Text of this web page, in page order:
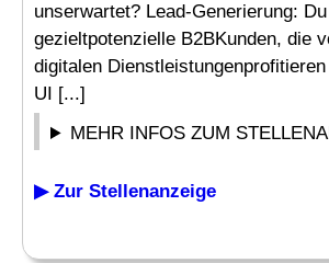
unserwartet? Lead-Generierung:
gezieltpotenzielle B2BKunden, die
digitalen
UI [...]
MEHR INFOS ZUM
▶ Zur Stellenanzeige